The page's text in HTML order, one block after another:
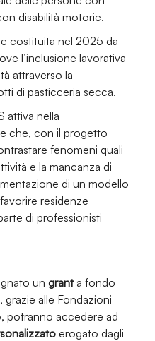
disabilità motorie.
costituita nel 2025 da
l’inclusione lavorativa
attraverso la
di pasticceria secca.
attiva nella
che, con il progetto
fenomeni quali
e la mancanza di
di un modello
residenze
di professionisti
un granta fondo
grazie alle Fondazioni
potranno accedere ad
erogato dagli